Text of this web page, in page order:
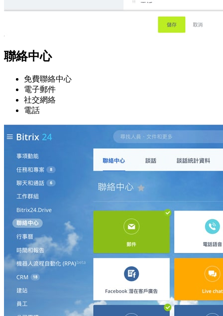
聯絡中心
免費聯絡中心
電子郵件
社交網絡
電話